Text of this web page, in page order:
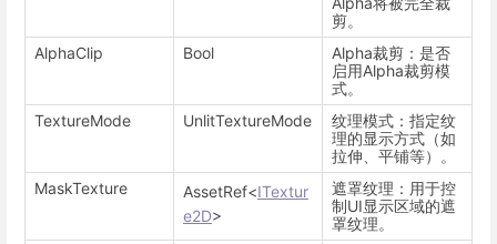
剪。
AlphaClip
Bool
Alpha裁剪：是否
启用Alpha裁剪模
式。
TextureMode
UnlitTextureMode
纹理模式：指定纹
理的显示方式（如
拉伸、平铺等）。
MaskTexture
AssetRef<ITextur
e2D>
遮罩纹理：用于控
制UI显示区域的遮
罩纹理。